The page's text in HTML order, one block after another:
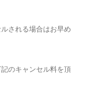
される場合はお早め
のキャンセル料を頂